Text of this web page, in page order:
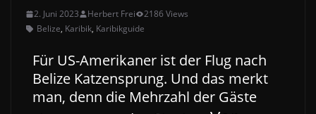
2. Juni 2023 Herbert Frei
2186 Views
Belize, Karibik, Karibikguide
Für US-Amerikaner ist der Flug nach
Belize Katzensprung. Und das merkt
man, denn die Mehrzahl der Gäste